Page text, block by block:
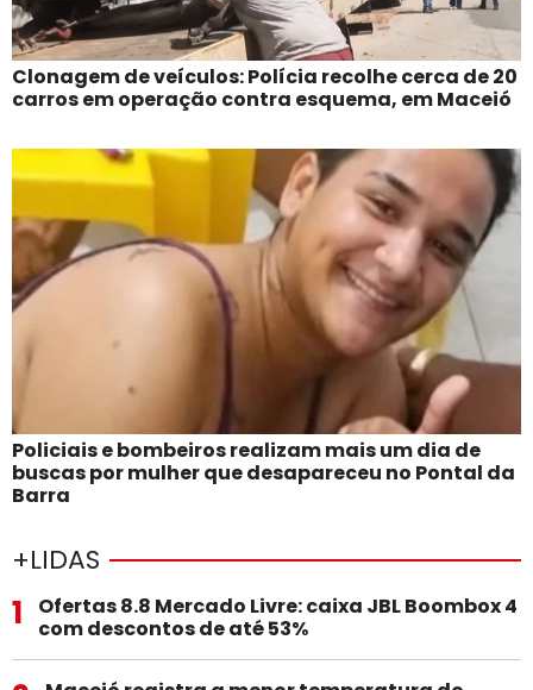
Clonagem de veículos: Polícia recolhe cerca de 20
carros em operação contra esquema, em Maceió
Policiais e bombeiros realizam mais um dia de
buscas por mulher que desapareceu no Pontal da
Barra
+LIDAS
1
Ofertas 8.8 Mercado Livre: caixa JBL Boombox 4
com descontos de até 53%